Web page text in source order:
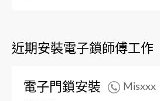
近期安裝電子鎖師傅工作
電子門鎖安裝 Misxxx